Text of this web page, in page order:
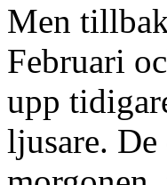
Men
Februari
upp
ljusare.